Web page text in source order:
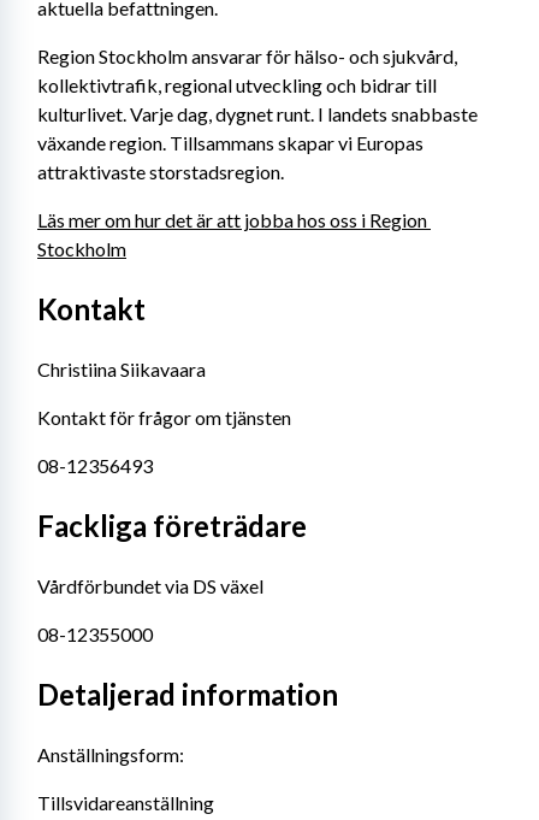
aktuella befattningen.
Region Stockholm ansvarar för hälso- och sjukvård,
kollektivtrafik, regional utveckling och bidrar till
kulturlivet. Varje dag, dygnet runt. I landets snabbaste
växande region. Tillsammans skapar vi Europas
attraktivaste storstadsregion.
Läs mer om hur det är att jobba hos oss i Region
Stockholm
Kontakt
Christiina Siikavaara
Kontakt för frågor om tjänsten
08-12356493
Fackliga företrädare
Vårdförbundet via DS växel
08-12355000
Detaljerad information
Anställningsform:
Tillsvidareanställning